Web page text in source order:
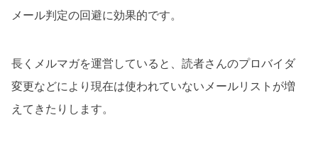
メール判定の回避に効果的です。
長くメルマガを運営していると、読者さんのプロバイダ
変更などにより現在は使われていないメールリストが増
えてきたりします。